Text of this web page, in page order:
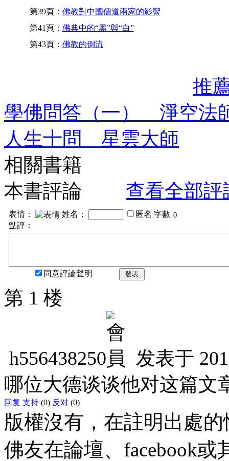
第39頁： 佛教對中國儒道兩家的影響
第41頁： 佛典中的“黑”與“白”
第43頁： 佛教的倒流
推
學佛問答（一） 淨空法
人生十問 星雲大師
相關書籍
本書評論
查看全部評
表情： 姓名： 匿名 字數
點評：
同意評論聲明 發表
第 1 楼
h556438250 发表于
哪位大德谈谈他对这篇文
回复 支持 (0) 反对 (0)
版權沒有，在註明出處
佛友在論壇、facebook